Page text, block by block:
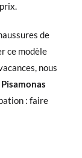
de
ce modèle
nous
: faire